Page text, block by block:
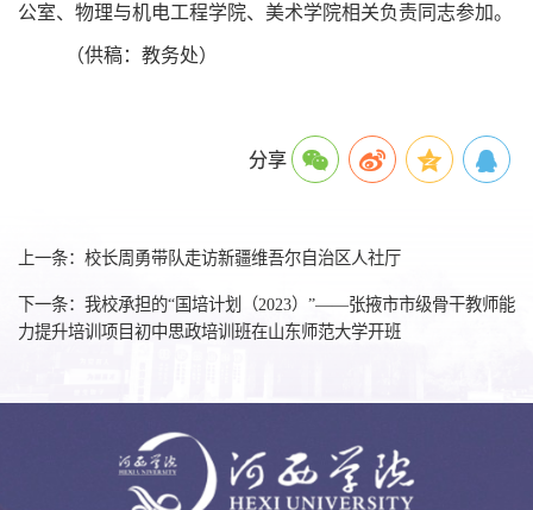
公室、物理与机电工程学院、美术学院相关负责同志参加。
（供稿：教务处）
分享
上一条：校长周勇带队走访新疆维吾尔自治区人社厅
下一条：我校承担的“国培计划（2023）”——张掖市市级骨干教师能
力提升培训项目初中思政培训班在山东师范大学开班